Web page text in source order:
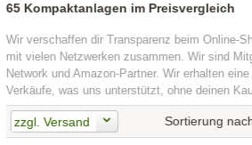
65 Kompaktanlagen im Preisvergleich
Wir verschaffen dir Transparenz beim Online-
mit vielen Netzwerken zusammen. Wir sind
Network und Amazon-Partner. Wir erhalten
Verkäufe, was uns unterstützt, ohne deinen
zzgl. Versand Sortierung